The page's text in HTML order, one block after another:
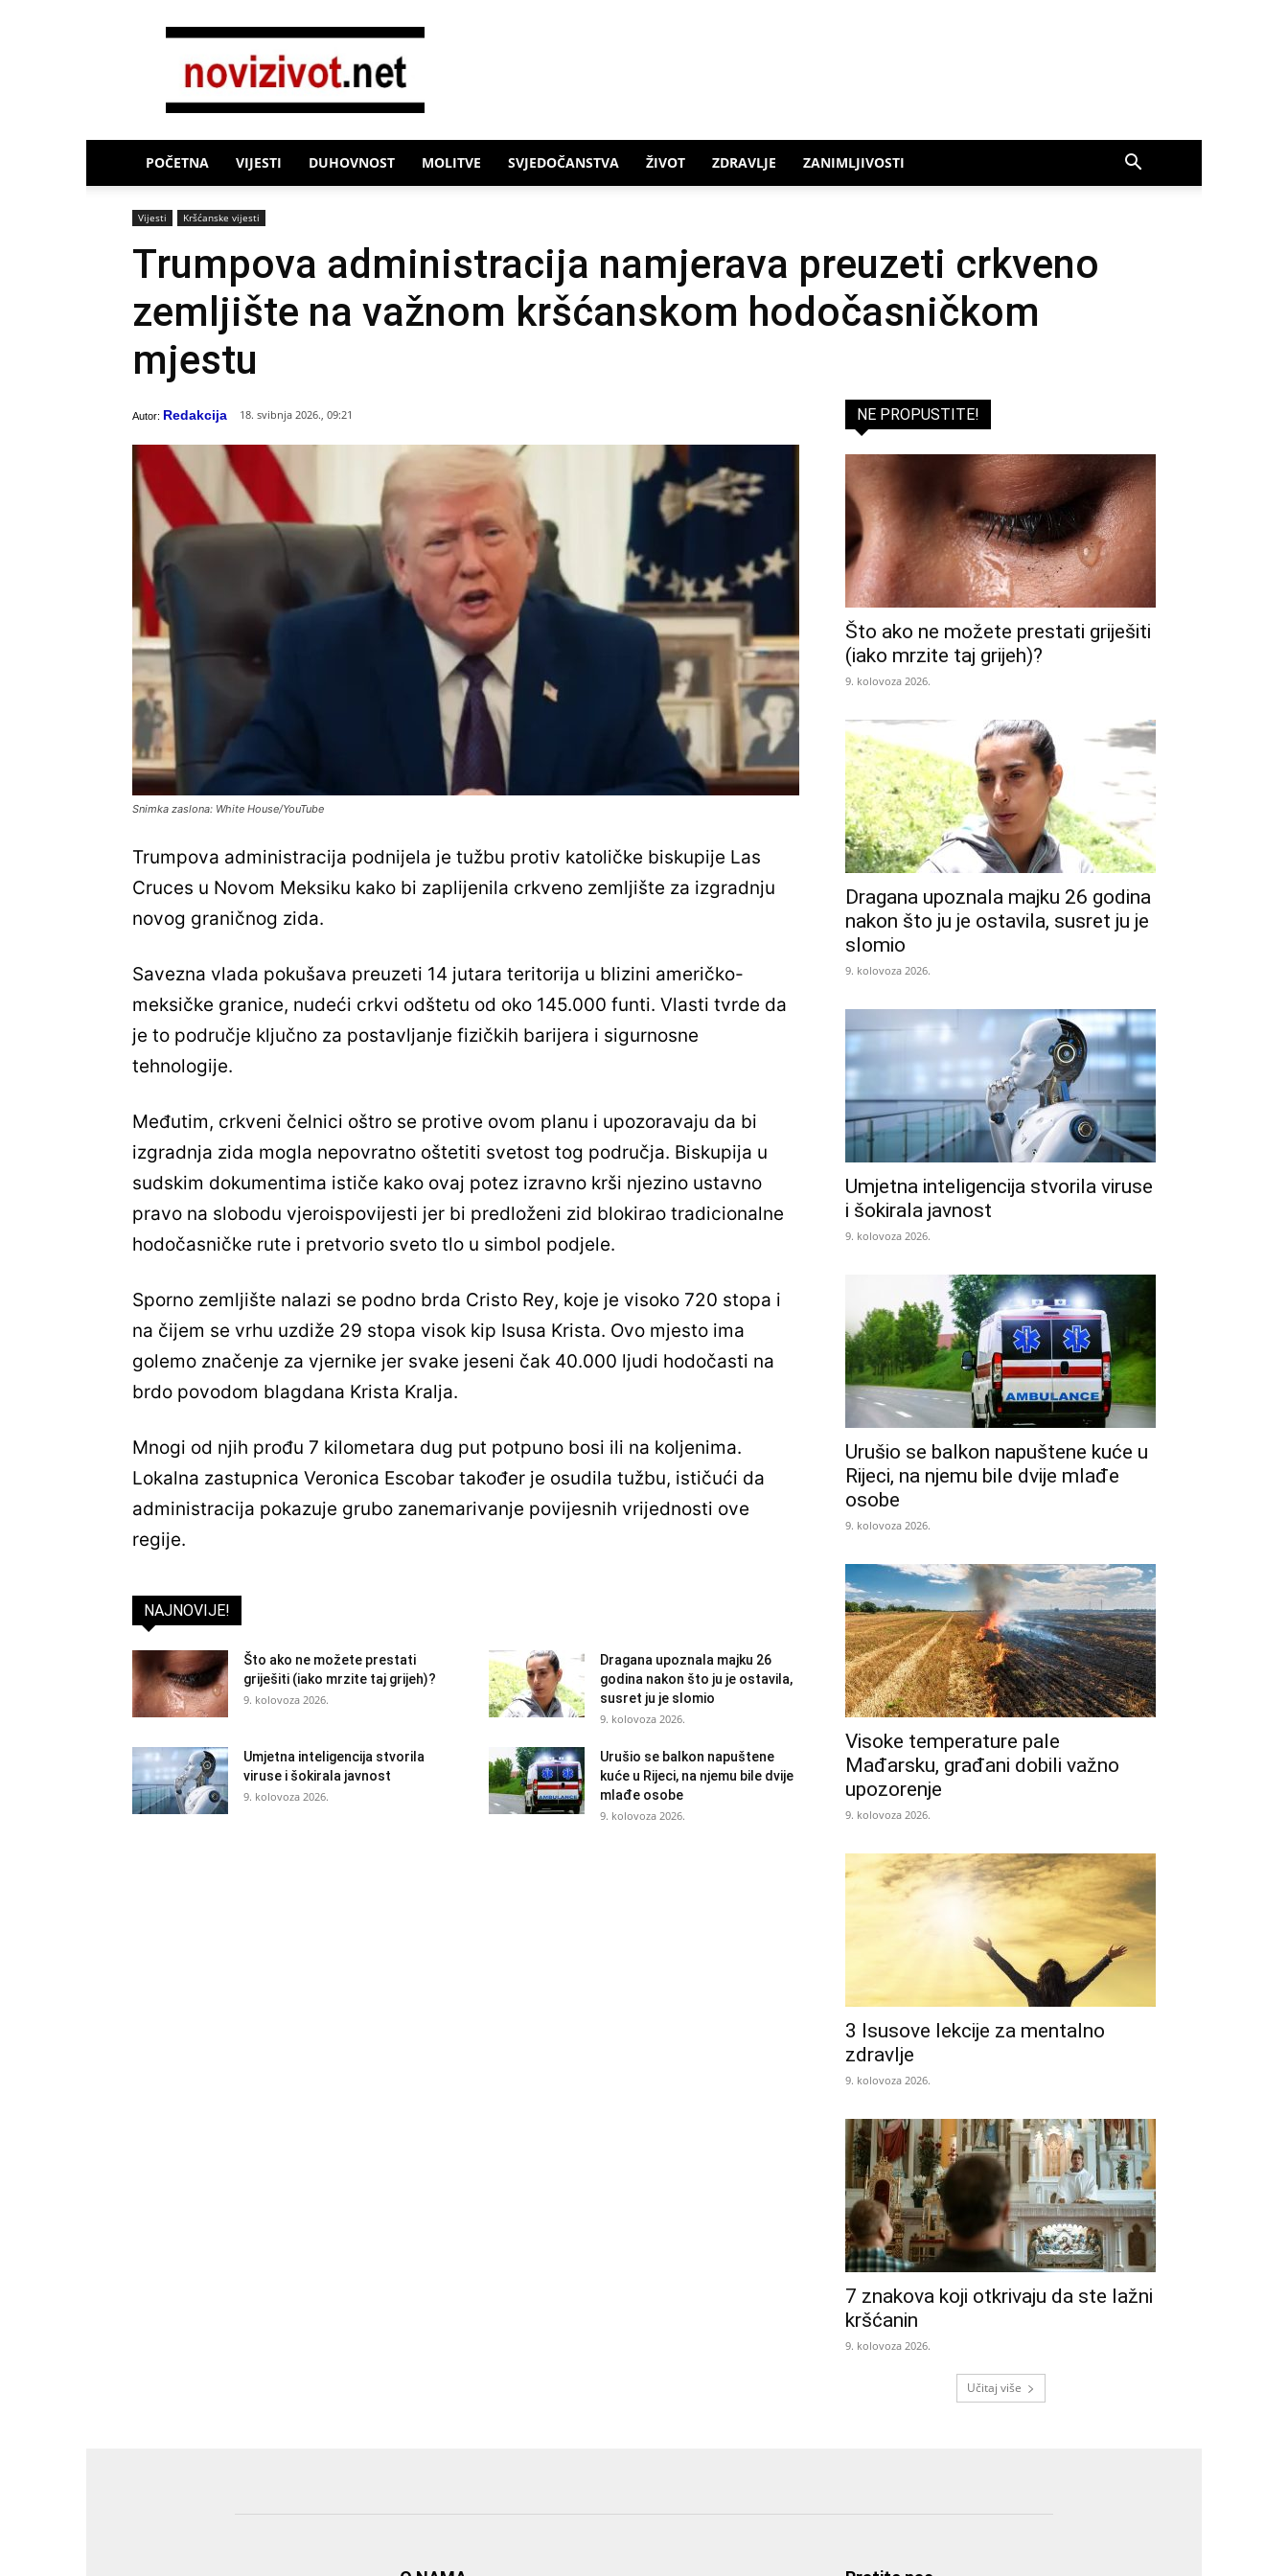
Novi
POČETNA VIJESTI DUHOVNOST MOLITVE SVJEDOČANSTVA ŽIVOT ZDRAVLJE ZANIMLJIVOSTI
Vijesti Kršćanske vijesti
Trumpova administracija namjerava preuzeti crkveno
zemljište na važnom kršćanskom hodočasničkom
mjestu
Autor: Redakcija 18. svibnja 2026., 09:21
Snimka zaslona: White House/YouTube
Trumpova administracija podnijela je tužbu protiv katoličke biskupije Las
Cruces u Novom Meksiku kako bi zaplijenila crkveno zemljište za izgradnju
novog graničnog zida.
Savezna vlada pokušava preuzeti 14 jutara teritorija u blizini američko-
meksičke granice, nudeći crkvi odštetu od oko 145.000 funti. Vlasti tvrde da
je to područje ključno za postavljanje fizičkih barijera i sigurnosne
tehnologije.
Međutim, crkveni čelnici oštro se protive ovom planu i upozoravaju da bi
izgradnja zida mogla nepovratno oštetiti svetost tog područja. Biskupija u
sudskim dokumentima ističe kako ovaj potez izravno krši njezino ustavno
pravo na slobodu vjeroispovijesti jer bi predloženi zid blokirao tradicionalne
hodočasničke rute i pretvorio sveto tlo u simbol podjele.
Sporno zemljište nalazi se podno brda Cristo Rey, koje je visoko 720 stopa i
na čijem se vrhu uzdiže 29 stopa visok kip Isusa Krista. Ovo mjesto ima
golemo značenje za vjernike jer svake jeseni čak 40.000 ljudi hodočasti na
brdo povodom blagdana Krista Kralja.
Mnogi od njih prođu 7 kilometara dug put potpuno bosi ili na koljenima.
Lokalna zastupnica Veronica Escobar također je osudila tužbu, ističući da
administracija pokazuje grubo zanemarivanje povijesnih vrijednosti ove
regije.
NAJNOVIJE!
Što ako ne možete prestati
griješiti (iako mrzite taj grijeh)?
9. kolovoza 2026.
Dragana upoznala majku 26
godina nakon što ju je ostavila,
susret ju je slomio
9. kolovoza 2026.
Umjetna inteligencija stvorila
viruse i šokirala javnost
9. kolovoza 2026.
Urušio se balkon napuštene
kuće u Rijeci, na njemu bile dvije
mlađe osobe
9. kolovoza 2026.
NE PROPUSTITE!
Što ako ne možete prestati griješiti
(iako mrzite taj grijeh)?
9. kolovoza 2026.
Dragana upoznala majku 26 godina
nakon što ju je ostavila, susret ju je
slomio
9. kolovoza 2026.
Umjetna inteligencija stvorila viruse
i šokirala javnost
9. kolovoza 2026.
Urušio se balkon napuštene kuće u
Rijeci, na njemu bile dvije mlađe
osobe
9. kolovoza 2026.
Visoke temperature pale
Mađarsku, građani dobili važno
upozorenje
9. kolovoza 2026.
3 Isusove lekcije za mentalno
zdravlje
9. kolovoza 2026.
7 znakova koji otkrivaju da ste lažni
kršćanin
9. kolovoza 2026.
Učitaj više